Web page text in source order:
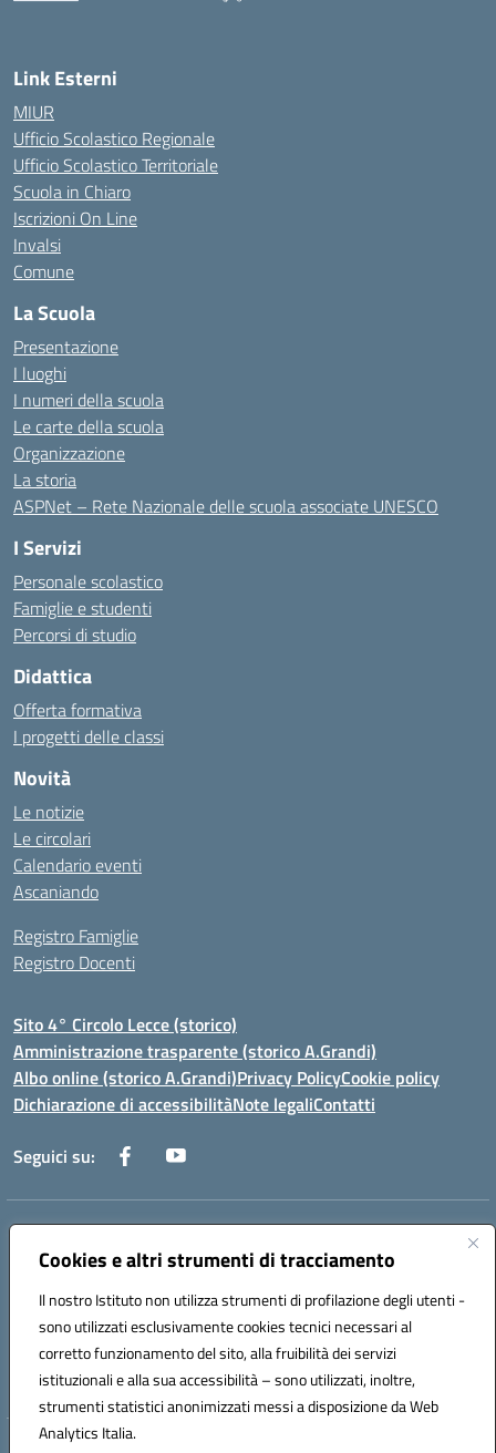
Cookies e altri strumenti di tracciamento
Il nostro Istituto non utilizza strumenti di profilazione degli utenti -
sono utilizzati esclusivamente cookies tecnici necessari al
corretto funzionamento del sito, alla fruibilità dei servizi
istituzionali e alla sua accessibilità – sono utilizzati, inoltre,
strumenti statistici anonimizzati messi a disposizione da Web
Analytics Italia.
Link Esterni
MIUR
Ufficio Scolastico Regionale
Ufficio Scolastico Territoriale
Scuola in Chiaro
Iscrizioni On Line
Invalsi
Comune
La Scuola
Presentazione
I luoghi
I numeri della scuola
Le carte della scuola
Organizzazione
La storia
ASPNet – Rete Nazionale delle scuola associate UNESCO
I Servizi
Personale scolastico
Famiglie e studenti
Percorsi di studio
Didattica
Offerta formativa
I progetti delle classi
Novità
Le notizie
Le circolari
Calendario eventi
Ascaniando
Registro Famiglie
Registro Docenti
Sito 4° Circolo Lecce (storico)
Amministrazione trasparente (storico A.Grandi)
Albo online (storico A.Grandi)Privacy PolicyCookie policy
Dichiarazione di accessibilitàNote legaliContatti
Seguici su:
Indirizzo:
Centralino:0832/346889 Email:leic8av008@istruzione.it
Codice fiscale: 93173040754
Codice meccanografico:
LEIC8AV008
Codice Indice delle Pubbliche Amministrazioni (IPA): BZRH652R